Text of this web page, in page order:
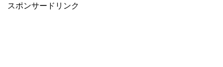
スポンサードリンク